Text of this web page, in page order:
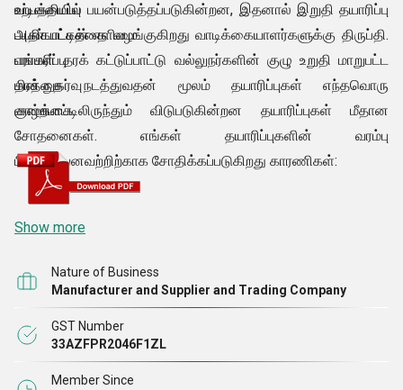
உற்பத்தியில் பயன்படுத்தப்படுகின்றன, இதனால் இறுதி தயாரிப்பு
அதிகபட்சத்தை வழங்குகிறது வாடிக்கையாளர்களுக்கு திருப்தி.
எங்கள் தரக் கட்டுப்பாட்டு வல்லுநர்களின் குழு உறுதி மாறுபட்ட
தரத்தை நடத்துவதன் மூலம் தயாரிப்புகள் எந்தவொரு
குறைபாட்டிலிருந்தும் விடுபடுகின்றன தயாரிப்புகள் மீதான
சோதனைகள். எங்கள் தயாரிப்புகளின் வரம்பு
பின்வருவனவற்றிற்காக சோதிக்கப்படுகிறது காரணிகள்:
வடிவமைப்பு
பயன்பாட்டின் எளிமை
பராமரிப்பு
மின் நுகர்வு
வாழ்க்கை
Show more
Nature of Business
Manufacturer and Supplier and Trading Company
GST Number
33AZFPR2046F1ZL
Member Since